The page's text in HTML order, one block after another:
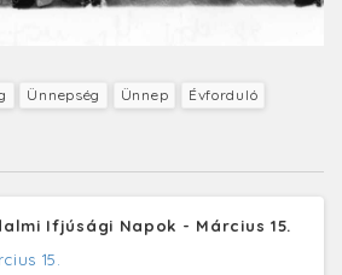
Ünnepség Ünnep
Évforduló
Ifjúsági Napok - Március 15.
15.